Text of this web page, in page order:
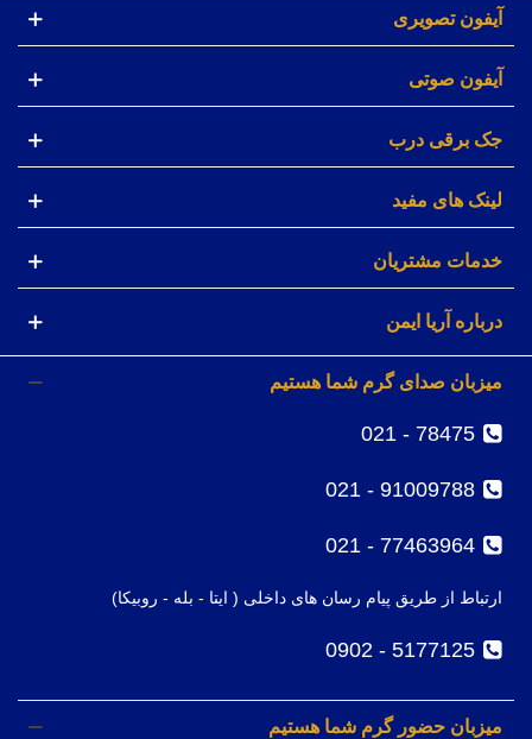
آیفون تصویری
آیفون صوتی
جک برقی درب
لینک های مفید
خدمات مشتریان
درباره آریا ایمن
میزبان صدای گرم شما هستیم
78475 - 021
91009788 - 021
77463964 - 021
ارتباط از طریق پیام رسان های داخلی ( ایتا - بله - روبیکا)
5177125 - 0902
میزبان حضور گرم شما هستیم